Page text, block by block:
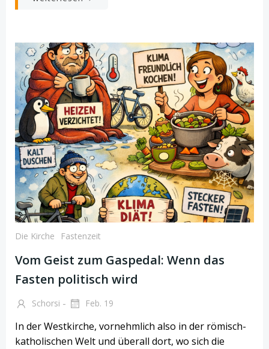
Die Kirche Fastenzeit
Vom Geist zum Gaspedal: Wenn das
Fasten politisch wird
Schorsi - Feb. 19
In der Westkirche, vornehmlich also in der römisch-
katholischen Welt und überall dort, wo sich die